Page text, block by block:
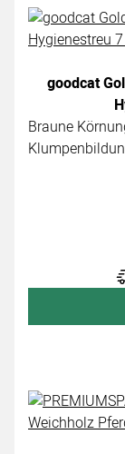
goodcat
Braune